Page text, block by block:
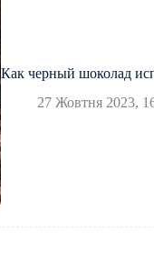
Как черный шоколад
27 Жовтня 2023,